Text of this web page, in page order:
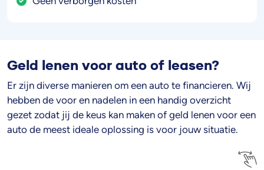
Geld lenen voor auto of leasen?
Er zijn diverse manieren om een auto te financieren. Wij
hebben de voor en nadelen in een handig overzicht
gezet zodat jij de keus kan maken of geld lenen voor een
auto de meest ideale oplossing is voor jouw situatie.